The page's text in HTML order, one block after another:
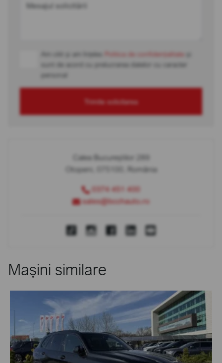
Mesajul solicitării
Am citit și am înțeles Politica de confidențialitate
sunt de acord cu prelucrarea datelor cu caracter
personal
Trimite solicitarea
Calea Bucureștilor 289
Otopeni, 075100, România
0374 451 400
sales@bcchauto.ro
Mașini similare